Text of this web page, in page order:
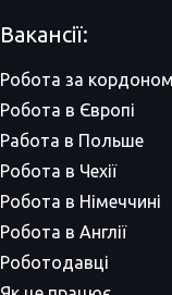
Вакансії:
Робота за кордоном
Робота в Європі
Работа в Польше
Робота в Чехії
Робота в Німеччині
Робота в Англії
Роботодавці